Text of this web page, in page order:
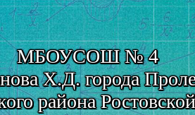
МБОУСОШ № 4
Х.Д. города
района